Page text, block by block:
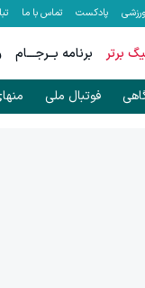
پادکست تماس با ما
برتر برنامه بــرجـــام
فوتبال ملی